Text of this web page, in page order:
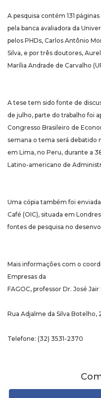
A pesquisa contém 131
pela banca avaliadora da
pelos PHDs, Carlos Antônio
Silva, e por três doutores,
Marília Andrade de Carvalho
A tese tem sido fonte de
de julho, parte do trabalho foi
Congresso Brasileiro de
semana o tema será debatido
em Lima, no Peru, durante a
Latino-americano de
Uma cópia também foi
Café (OIC), situada em
fontes de pesquisa no
Mais informações com o
Empresas da
FAGOC, professor Dr. José Jair
Rua Adjalme da Silva Botelho,
Telefone: (32) 3531-2370